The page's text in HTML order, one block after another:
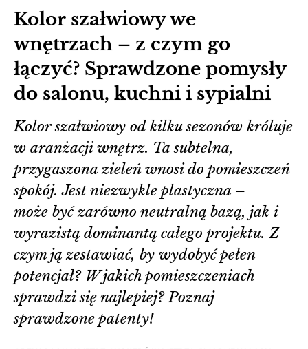
Kolor szałwiowy we
wnętrzach – z czym go
łączyć? Sprawdzone pomysły
do salonu, kuchni i sypialni
Kolor szałwiowy od kilku sezonów króluje
w aranżacji wnętrz. Ta subtelna,
przygaszona zieleń wnosi do pomieszczeń
spokój. Jest niezwykle plastyczna –
może być zarówno neutralną bazą, jak i
wyrazistą dominantą całego projektu. Z
czym ją zestawiać, by wydobyć pełen
potencjał? W jakich pomieszczeniach
sprawdzi się najlepiej? Poznaj
sprawdzone patenty!